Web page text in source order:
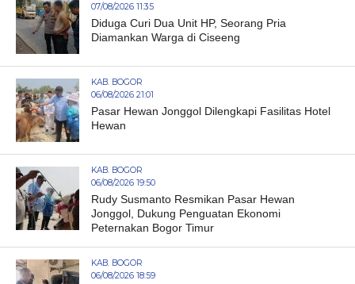
07/08/2026 11:35
Diduga Curi Dua Unit HP, Seorang Pria
Diamankan Warga di Ciseeng
KAB. BOGOR
06/08/2026 21:01
Pasar Hewan Jonggol Dilengkapi Fasilitas Hotel
Hewan
KAB. BOGOR
06/08/2026 19:50
Rudy Susmanto Resmikan Pasar Hewan
Jonggol, Dukung Penguatan Ekonomi
Peternakan Bogor Timur
KAB. BOGOR
06/08/2026 18:59